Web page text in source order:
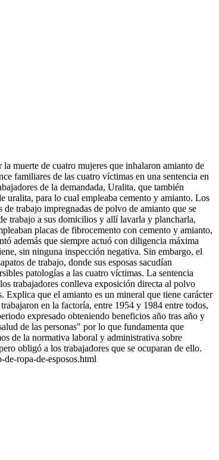
muerte de cuatro mujeres que inhalaron amianto de
familiares de las cuatro víctimas en una sentencia en
de la demandada, Uralita, que también
uralita, para lo cual empleaba cemento y amianto. Los
trabajo impregnadas de polvo de amianto que se
trabajo a sus domicilios y allí lavarla y plancharla,
placas de fibrocemento con cemento y amianto,
además que siempre actuó con diligencia máxima
sin ninguna inspección negativa. Sin embargo, el
de trabajo, donde sus esposas sacudían
patologías a las cuatro víctimas. La sentencia
trabajadores conlleva exposición directa al polvo
Explica que el amianto es un mineral que tiene carácter
en la factoría, entre 1954 y 1984 entre todos,
expresado obteniendo beneficios año tras año y
de las personas" por lo que fundamenta que
de la normativa laboral y administrativa sobre
obligó a los trabajadores que se ocuparan de ello.
ropa-de-esposos.html